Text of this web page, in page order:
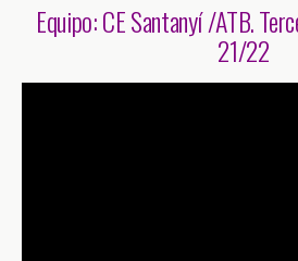
Equipo: CE Santanyí /ATB.
21/22